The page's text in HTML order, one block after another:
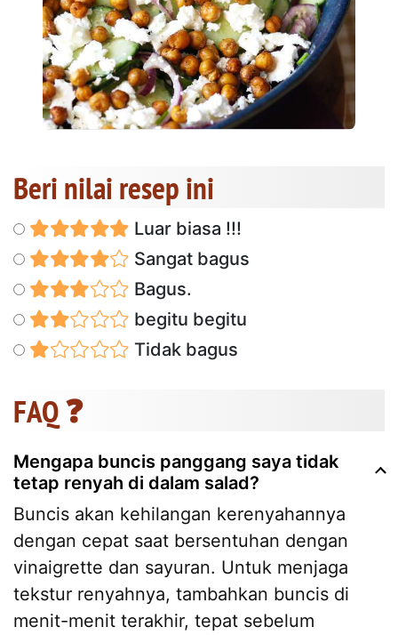
Beri nilai resep ini
Luar biasa !!!
Sangat bagus
Bagus.
begitu begitu
Tidak bagus
FAQ ❓
Mengapa buncis panggang saya tidak
tetap renyah di dalam salad?
Buncis akan kehilangan kerenyahannya
dengan cepat saat bersentuhan dengan
vinaigrette dan sayuran. Untuk menjaga
tekstur renyahnya, tambahkan buncis di
menit-menit terakhir, tepat sebelum